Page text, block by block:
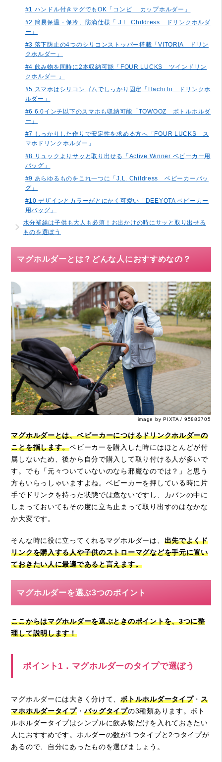
#1 ハンドル付きマグでもOK「コンビ カップホルダー」
#2 簡易保温・保冷、防滴仕様「 J.L. Childress ドリンクホルダ
ー」
#3 落下防止の4つのシリコンストッパー搭載「VITORIA ドリン
クホルダー」
#4 飲み物を同時に2本収納可能「FOUR LUCKS ツインドリン
クホルダー 」
#5 スマホはシリコンゴムでしっかり固定「HachiTo ドリンクホ
ルダー」
#6 6.0インチ以下のスマホも収納可能「TOWOOZ ボトルホルダ
ー」
#7 しっかりした作りで安定性を求める方へ「FOUR LUCKS ス
マホドリンクホルダー」
#8 リュックよりサッと取り出せる「Active Winner ベビーカー用
バッグ」
#9 あらゆるものをこれ一つに「J.L. Childress ベビーカーバッ
グ」
#10 デザインとカラーがとにかく可愛い「DEEYOTA ベビーカー
用バッグ」
水分補給は子供も大人も必須！お出かけの時にサッと取り出せる
ものを選ぼう
マグホルダーとは？どんな人におすすめなの？
image by PIXTA / 95883705
マグホルダーとは、ベビーカーにつけるドリンクホルダーの
ことを指します。ベビーカーを購入した時にはほとんどが付
属しないため、後から自分で購入して取り付ける人が多いで
す。でも「元々ついていないのなら邪魔なのでは？」と思う
方もいらっしゃいますよね。ベビーカーを押している時に片
手でドリンクを持った状態では危ないですし、カバンの中に
しまっておいてもその度に立ち止まって取り出すのはなかな
か大変です。
そんな時に役に立ってくれるマグホルダーは、 出先でよくド
リンクを購入する人や子供のストローマグなどを手元に置い
ておきたい人に最適であると言えます。
マグホルダーを選ぶ3つのポイント
ここからはマグホルダーを選ぶときのポイントを、3つに整
理して説明します！
ポイント1．マグホルダーのタイプで選ぼう
マグホルダーには大きく分けて、ボトルホルダータイプ・ス
マホホルダータイプ・ バッグタイプの3種類あります。ボト
ルホルダータイプはシンプルに飲み物だけを入れておきたい
人におすすめです。ホルダーの数が1つタイプと2つタイプが
あるので、自分にあったものを選びましょう。